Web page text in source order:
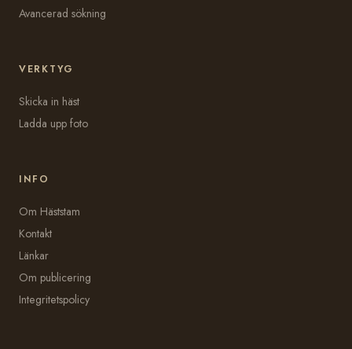
Avancerad sökning
VERKTYG
Skicka in häst
Ladda upp foto
INFO
Om Häststam
Kontakt
Länkar
Om publicering
Integritetspolicy